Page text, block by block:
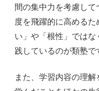
間の集中力を考慮し
度を飛躍的に高める
い」や「根性」では
践しているのが類塾で
また、学習内容の理